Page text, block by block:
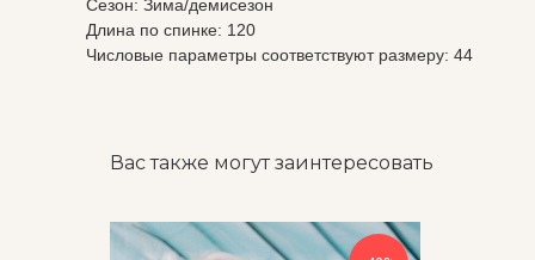
Сезон: Зима/демисезон
Длина по спинке: 120
Числовые параметры соответствуют размеру: 44
Вас также могут заинтересовать